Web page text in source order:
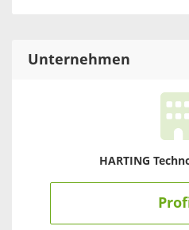
Unternehmen
HARTING